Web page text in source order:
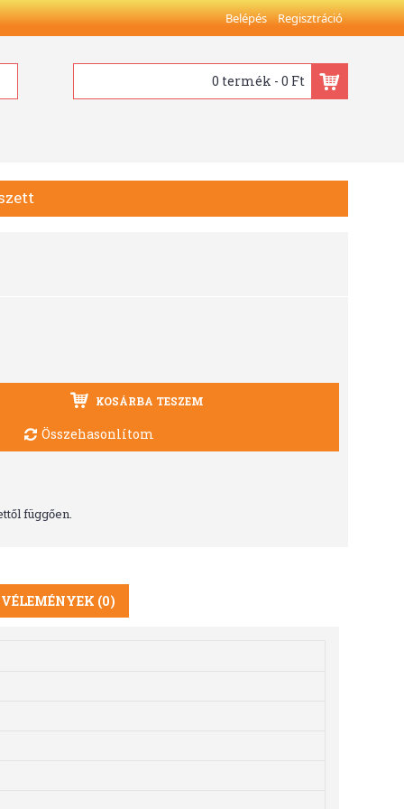
Belépés Regisztráció
0 termék - 0 Ft
KOSÁRBA TESZEM
Összehasonlítom
függően.
VÉLEMÉNYEK (0)